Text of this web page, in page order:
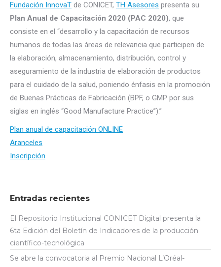
Fundación InnovaT de CONICET, TH Asesores presenta su
Plan Anual de Capacitación 2020 (PAC 2020), que
consiste en el “desarrollo y la capacitación de recursos
humanos de todas las áreas de relevancia que participen de
la elaboración, almacenamiento, distribución, control y
aseguramiento de la industria de elaboración de productos
para el cuidado de la salud, poniendo énfasis en la promoción
de Buenas Prácticas de Fabricación (BPF, o GMP por sus
siglas en inglés “Good Manufacture Practice”).”
Plan anual de capacitación ONLINE
Aranceles
Inscripción
Entradas recientes
El Repositorio Institucional CONICET Digital presenta la
6ta Edición del Boletín de Indicadores de la producción
científico-tecnológica
Se abre la convocatoria al Premio Nacional L’Oréal-